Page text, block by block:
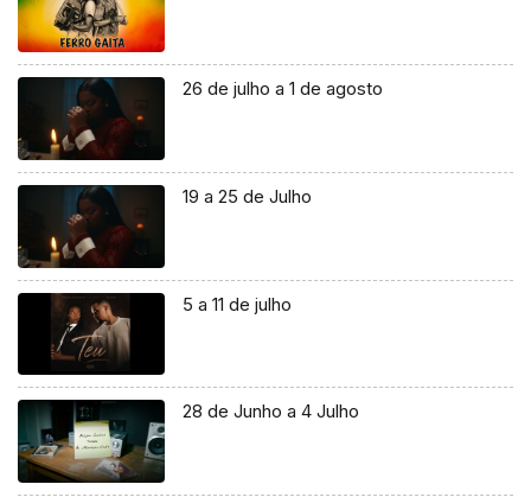
26 de julho a 1 de agosto
19 a 25 de Julho
5 a 11 de julho
28 de Junho a 4 Julho